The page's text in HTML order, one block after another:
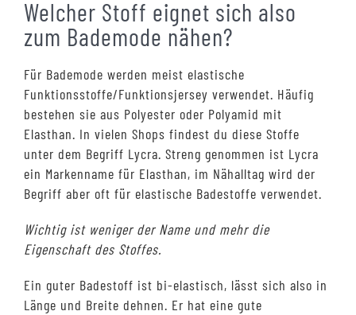
Welcher Stoff eignet sich also
zum Bademode nähen?
Für Bademode werden meist elastische
Funktionsstoffe/Funktionsjersey verwendet. Häufig
bestehen sie aus Polyester oder Polyamid mit
Elasthan. In vielen Shops findest du diese Stoffe
unter dem Begriff Lycra. Streng genommen ist Lycra
ein Markenname für Elasthan, im Nähalltag wird der
Begriff aber oft für elastische Badestoffe verwendet.
Wichtig ist weniger der Name und mehr die
Eigenschaft des Stoffes.
Ein guter Badestoff ist bi-elastisch, lässt sich also in
Länge und Breite dehnen. Er hat eine gute